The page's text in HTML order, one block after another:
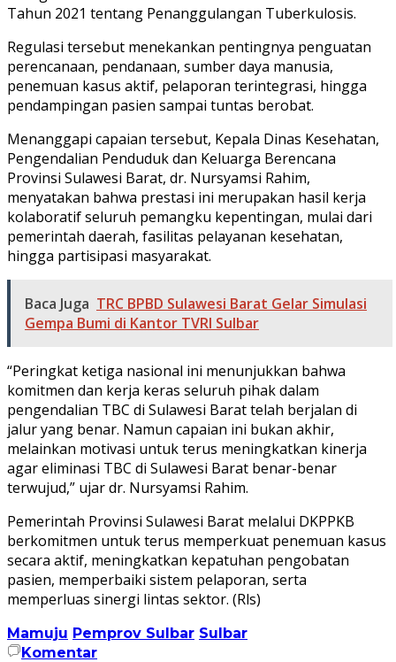
Tahun 2021 tentang Penanggulangan Tuberkulosis.
Regulasi tersebut menekankan pentingnya penguatan
perencanaan, pendanaan, sumber daya manusia,
penemuan kasus aktif, pelaporan terintegrasi, hingga
pendampingan pasien sampai tuntas berobat.
Menanggapi capaian tersebut, Kepala Dinas Kesehatan,
Pengendalian Penduduk dan Keluarga Berencana
Provinsi Sulawesi Barat, dr. Nursyamsi Rahim,
menyatakan bahwa prestasi ini merupakan hasil kerja
kolaboratif seluruh pemangku kepentingan, mulai dari
pemerintah daerah, fasilitas pelayanan kesehatan,
hingga partisipasi masyarakat.
Baca Juga TRC BPBD Sulawesi Barat Gelar Simulasi
Gempa Bumi di Kantor TVRI Sulbar
“Peringkat ketiga nasional ini menunjukkan bahwa
komitmen dan kerja keras seluruh pihak dalam
pengendalian TBC di Sulawesi Barat telah berjalan di
jalur yang benar. Namun capaian ini bukan akhir,
melainkan motivasi untuk terus meningkatkan kinerja
agar eliminasi TBC di Sulawesi Barat benar-benar
terwujud,” ujar dr. Nursyamsi Rahim.
Pemerintah Provinsi Sulawesi Barat melalui DKPPKB
berkomitmen untuk terus memperkuat penemuan kasus
secara aktif, meningkatkan kepatuhan pengobatan
pasien, memperbaiki sistem pelaporan, serta
memperluas sinergi lintas sektor. (Rls)
Mamuju Pemprov Sulbar Sulbar
Komentar